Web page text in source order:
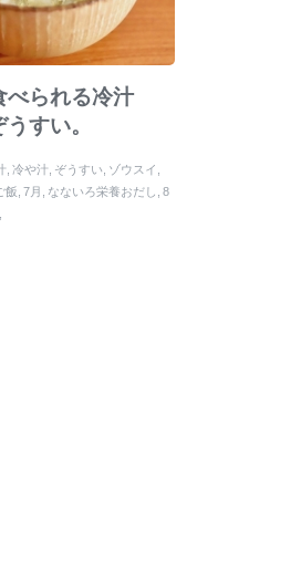
べられる冷汁
すい。
冷や汁 ぞうすい ゾウスイ
飯 7月 なないろ栄養おだし 8